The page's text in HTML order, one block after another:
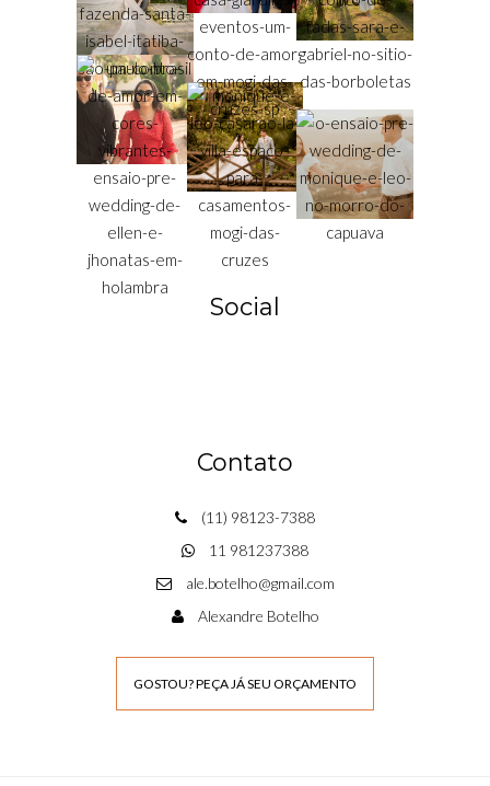
Social
Contato
(11) 98123-7388
11 981237388
ale.botelho@gmail.com
Alexandre Botelho
GOSTOU? PEÇA JÁ SEU ORÇAMENTO